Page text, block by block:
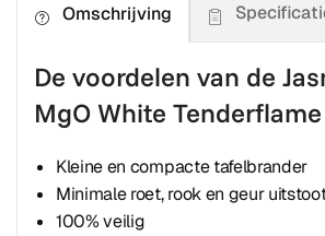
Omschrijving
De voordelen van de
MgO White
Kleine en compacte tafelbrander
Minimale roet, rook en geur
100% veilig